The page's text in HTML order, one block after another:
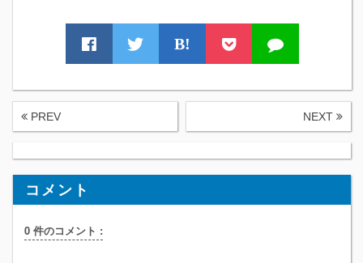
B!
PREV NEXT
コメント
0 件のコメント :